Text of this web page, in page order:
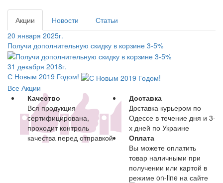
Акции Новости
Статьи
20 января 2025г.
Получи дополнительную скидку в корзине 3-5%
31 декабря 2018г.
С Новым 2019 Годом!
Все Акции
Качество
Вся продукция
сертифицирована,
проходит контроль
качества перед отправкой
Доставка
Доставка курьером по
Одессе в течение дня и 3-
х дней по Украине
Оплата
Вы можете оплатить
товар наличными при
получении или картой в
режиме on-line на сайте